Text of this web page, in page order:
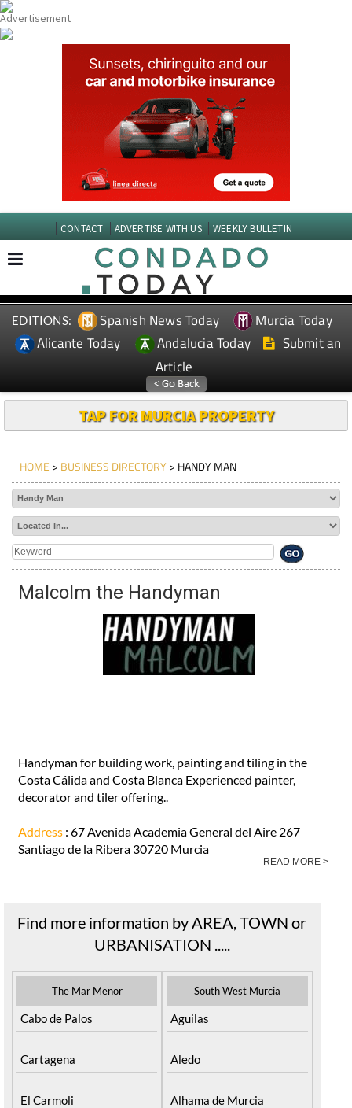
CONTACT ADVERTISE WITH US WEEKLY BULLETIN
EDITIONS: Spanish News Today
Murcia Today
Alicante Today
Andalucia Today
Submit an
Article
TAP FOR MURCIA PROPERTY
HOME > BUSINESS DIRECTORY> HANDY MAN
Malcolm the Handyman
Handyman for building work, painting and tiling in the
Costa Cálida and Costa Blanca Experienced painter,
decorator and tiler offering..
Address : 67 Avenida Academia General del Aire 267
Santiago de la Ribera 30720 Murcia
READ MORE >
Find more information by AREA, TOWN or
URBANISATION .....
The Mar Menor
Cabo de Palos
Cartagena
El Carmoli
South West Murcia
Aguilas
Aledo
Alhama de Murcia